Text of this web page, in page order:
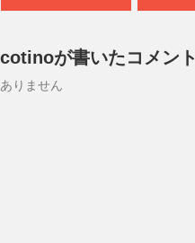
cotinoが書いたコメント
ありません